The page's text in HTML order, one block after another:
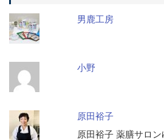
男鹿工房
小野
原田裕子
原田裕子 薬膳サロ